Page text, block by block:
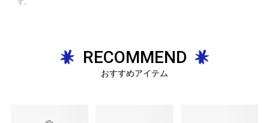
す。
RECOMMEND
おすすめアイテム